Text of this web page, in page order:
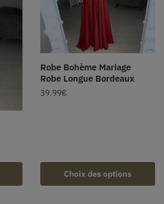
Robe Bohème Mariage
Robe Longue Bordeaux
39.99€
Choix des options